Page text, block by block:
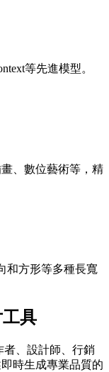
等先進模型。
、數位藝術等，精
和方形等多種長寬
具
者、設計師、行銷
時生成專業品質的